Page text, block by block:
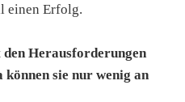
einen Erfolg.
Herausforderungen
sie nur wenig an